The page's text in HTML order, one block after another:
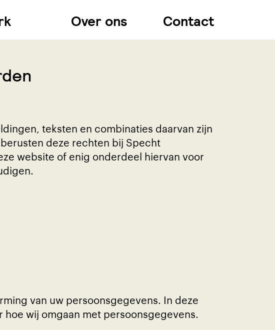
Over ons Contact
teksten en combinaties daarvan zijn
deze rechten bij Specht
website of enig onderdeel hiervan voor
van uw persoonsgegevens. In deze
wij omgaan met persoonsgegevens.